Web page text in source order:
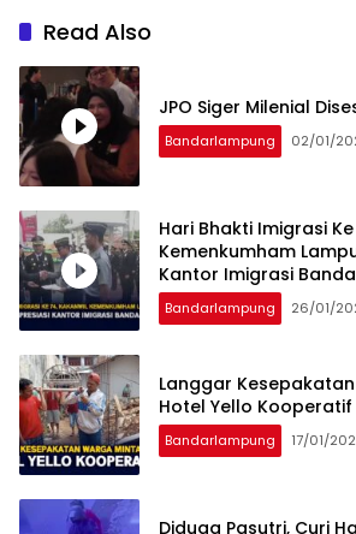
Read Also
JPO Siger Milenial
Bandarlampung 02/01/
Hari Bhakti Imigrasi
Kemenkumham
Kantor Imigrasi
Bandarlampung 26/01/
Langgar
Hotel Yello Kooperatif
Bandarlampung 17/01/
Diduga Pasutri, Curi